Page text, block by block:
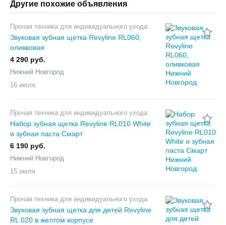
Другие похожие объявления
Прочая техника для индивидуального ухода
Звуковая зубная щетка Revyline RL060,
оливковая
4 290 руб.
Нижний Новгород
16 июля
Прочая техника для индивидуального ухода
Набор зубная щетка Revyline RL010 White
и зубная паста Смарт
6 190 руб.
Нижний Новгород
15 июля
Прочая техника для индивидуального ухода
Звуковая зубная щетка для детей Revyline
RL 020 в желтом корпусе